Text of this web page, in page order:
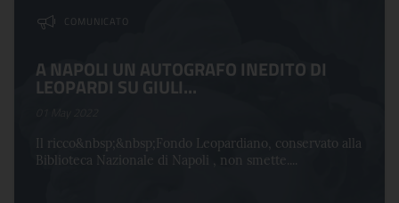
COMUNICATO
A NAPOLI UN AUTOGRAFO INEDITO DI
LEOPARDI SU GIULI...
Il ricco&nbsp;&nbsp;Fondo Leopardiano, conservato alla
Biblioteca Nazionale di Napoli , non smette....